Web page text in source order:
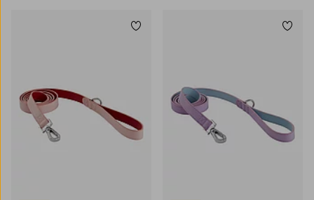
Dodaj do ulubionych